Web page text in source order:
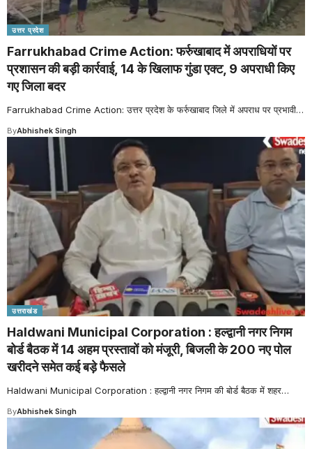
उत्तर प्रदेश
Farrukhabad Crime Action: फर्रुखाबाद में अपराधियों पर
प्रशासन की बड़ी कार्रवाई, 14 के खिलाफ गुंडा एक्ट, 9 अपराधी किए
गए जिला बदर
Farrukhabad Crime Action: उत्तर प्रदेश के फर्रुखाबाद जिले में अपराध पर प्रभावी…
ByAbhishek Singh
उत्तराखंड
Haldwani Municipal Corporation : हल्द्वानी नगर निगम
बोर्ड बैठक में 14 अहम प्रस्तावों को मंजूरी, बिजली के 200 नए पोल
खरीदने समेत कई बड़े फैसले
Haldwani Municipal Corporation : हल्द्वानी नगर निगम की बोर्ड बैठक में शहर…
ByAbhishek Singh